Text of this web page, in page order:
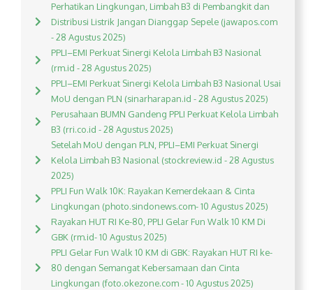
Perhatikan Lingkungan, Limbah B3 di Pembangkit dan
Distribusi Listrik Jangan Dianggap Sepele (jawapos.com
- 28 Agustus 2025)
PPLI–EMI Perkuat Sinergi Kelola Limbah B3 Nasional
(rm.id - 28 Agustus 2025)
PPLI–EMI Perkuat Sinergi Kelola Limbah B3 Nasional Usai
MoU dengan PLN (sinarharapan.id - 28 Agustus 2025)
Perusahaan BUMN Gandeng PPLI Perkuat Kelola Limbah
B3 (rri.co.id - 28 Agustus 2025)
Setelah MoU dengan PLN, PPLI–EMI Perkuat Sinergi
Kelola Limbah B3 Nasional (stockreview.id - 28 Agustus
2025)
PPLI Fun Walk 10K: Rayakan Kemerdekaan & Cinta
Lingkungan (photo.sindonews.com- 10 Agustus 2025)
Rayakan HUT RI Ke-80, PPLI Gelar Fun Walk 10 KM Di
GBK (rm.id- 10 Agustus 2025)
PPLI Gelar Fun Walk 10 KM di GBK: Rayakan HUT RI ke-
80 dengan Semangat Kebersamaan dan Cinta
Lingkungan (foto.okezone.com - 10 Agustus 2025)